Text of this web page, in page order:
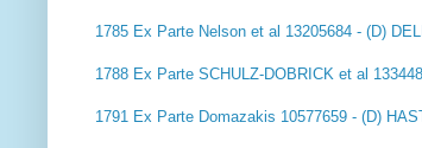
1785 Ex Parte Nelson et al 13205684 - (D)
1788 Ex Parte SCHULZ-DOBRICK et al
1791 Ex Parte Domazakis 10577659 - (D)